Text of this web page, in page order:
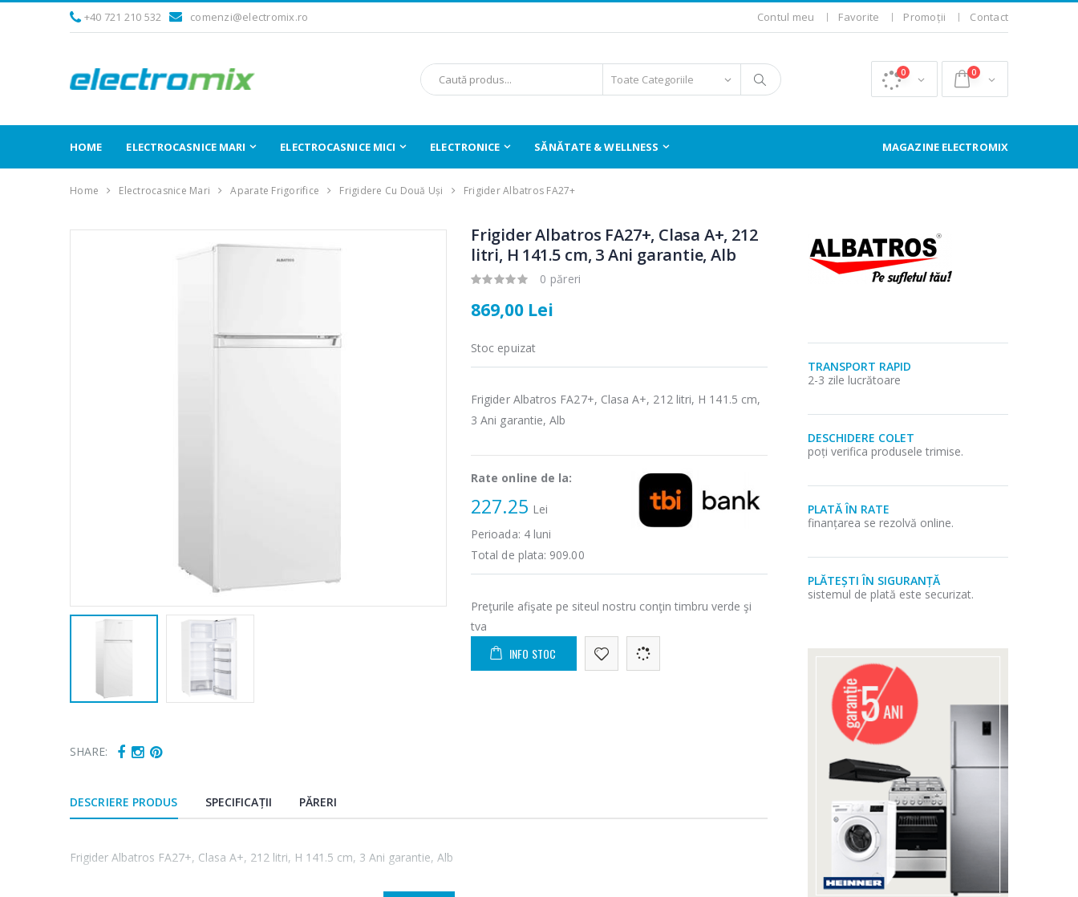
+40 721 210 532 comenzi@electromix.ro Contul meu Favorite Promoții Contact
0 0
HOME ELECTROCASNICE MARI ELECTROCASNICE MICI ELECTRONICE SĂNĂTATE & WELLNESS MAGAZINE ELECTROMIX
Home Electrocasnice Mari Aparate Frigorifice Frigidere Cu Două Uși Frigider Albatros FA27+
SHARE:
Frigider Albatros FA27+, Clasa A+, 212
litri, H 141.5 cm, 3 Ani garantie, Alb
0 păreri
869,00 Lei
Stoc epuizat
Frigider Albatros FA27+, Clasa A+, 212 litri, H 141.5 cm,
3 Ani garantie, Alb
Rate online de la:
227.25 Lei
Perioada: 4luni
Total de plata: 909.00
Preţurile afişate pe siteul nostru conţin timbru verde şi
tva
INFO STOC
DESCRIERE PRODUS SPECIFICAȚII PĂRERI
Frigider Albatros FA27+, Clasa A+, 212 litri, H 141.5 cm, 3 Ani garantie, Alb
TRANSPORT RAPID
2-3 zile lucrătoare
DESCHIDERE COLET
poți verifica produsele trimise.
PLATĂ ÎN RATE
finanțarea se rezolvă online.
PLĂTEȘTI ÎN SIGURANȚĂ
sistemul de plată este securizat.